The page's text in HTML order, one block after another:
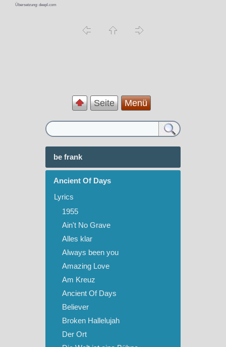
Übersetzung: deepl.com
Seite Menü
be frank
Ancient Of Days
Lyrics
1955
Ain't No Grave
Alles klar
Always been you
Amazing Love
Am Kreuz
Ancient Of Days
Believer
Broken Hallelujah
Der Ort